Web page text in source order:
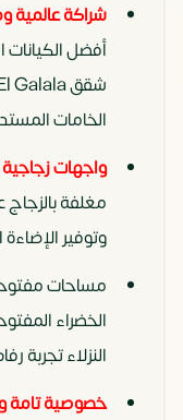
شراكة عالمية
أفضل
الخامات
واجهات
مغلفة بالزجاج
وتوفير
مساحات
النزلاء تجربة
خصوصية تامة